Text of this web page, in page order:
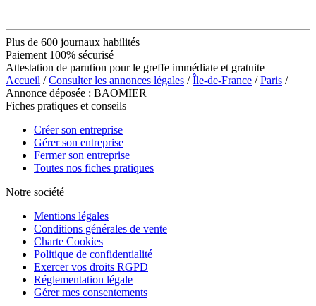
Plus de 600 journaux habilités
Paiement 100% sécurisé
Attestation de parution pour le greffe immédiate et gratuite
Accueil /Consulter les annonces légales /Île-de-France /Paris /
Annonce déposée : BAOMIER
Fiches pratiques et conseils
Créer son entreprise
Gérer son entreprise
Fermer son entreprise
Toutes nos fiches pratiques
Notre société
Mentions légales
Conditions générales de vente
Charte Cookies
Politique de confidentialité
Exercer vos droits RGPD
Réglementation légale
Gérer mes consentements